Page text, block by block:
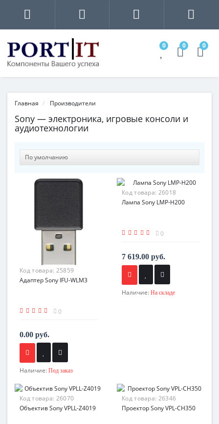
0 0 0
Главная Производители
Sony — электроника, игровые консоли и
аудиотехнологии
Код товара: 25859
Адаптер Sony IFU-WLM3
0
0.00 руб.
Наличие: Под заказ
Код товара: 26018
Лампа Sony LMP-H200
0
7 619.00 руб.
Наличие: На складе
Код товара: 26070
Объектив Sony VPLL-Z4019
Код товара: 26346
Проектор Sony VPL-CH350